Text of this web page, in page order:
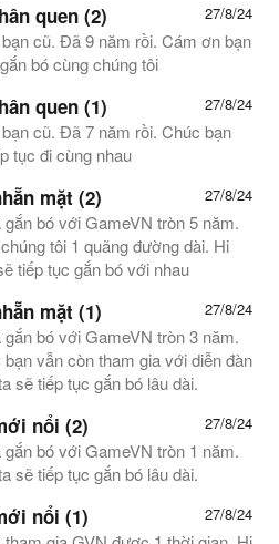
27/8/24
quen (2)
cũ. Đã 9 năm rồi. Cám ơn bạn
bó cùng chúng tôi
27/8/24
quen (1)
cũ. Đã 7 năm rồi. Chúc bạn
tục đi cùng nhau
27/8/24
mặt (2)
bó với GameVN tròn 5 năm.
tôi 1 quãng đường dài. Hi
tiếp tục gắn bó với nhau
27/8/24
mặt (1)
bó với GameVN tròn 3 năm.
vẫn còn tham gia với diễn đàn
sẽ tiếp tục gắn bó lâu dài.
27/8/24
nổi (2)
bó với GameVN tròn 1 năm.
sẽ tiếp tục gắn bó lâu dài.
27/8/24
nổi (1)